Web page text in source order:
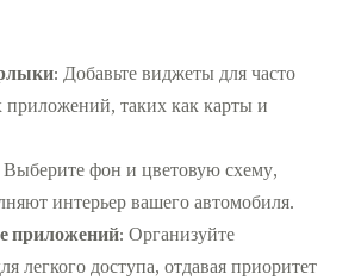
: Добавьте виджеты для часто
приложений, таких как карты и
Выберите фон и цветовую схему,
интерьер вашего автомобиля.
приложений: Организуйте
легкого доступа, отдавая приоритет